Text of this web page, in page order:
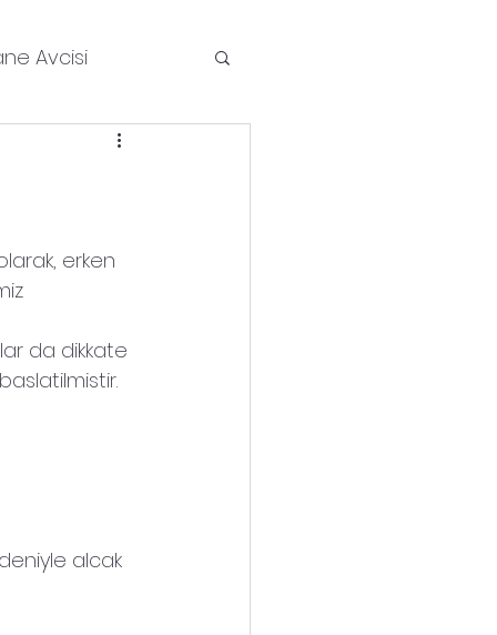
Avcisi
Haberler
erken
da dikkate
alcak